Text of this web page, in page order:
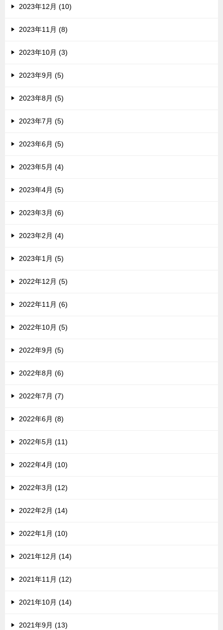
2023年12月 (10)
2023年11月 (8)
2023年10月 (3)
2023年9月 (5)
2023年8月 (5)
2023年7月 (5)
2023年6月 (5)
2023年5月 (4)
2023年4月 (5)
2023年3月 (6)
2023年2月 (4)
2023年1月 (5)
2022年12月 (5)
2022年11月 (6)
2022年10月 (5)
2022年9月 (5)
2022年8月 (6)
2022年7月 (7)
2022年6月 (8)
2022年5月 (11)
2022年4月 (10)
2022年3月 (12)
2022年2月 (14)
2022年1月 (10)
2021年12月 (14)
2021年11月 (12)
2021年10月 (14)
2021年9月 (13)